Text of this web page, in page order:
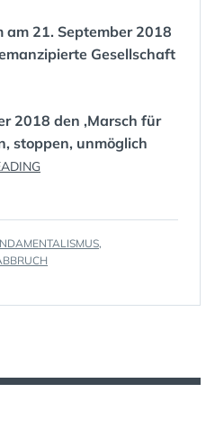
am 21. September 2018
Gesellschaft
2018 den ‚Marsch für
stoppen, unmöglich
„21.
SEPTEMBER:
§
218
–
UND
,